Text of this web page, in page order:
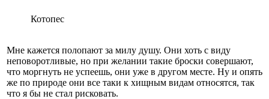
Котопес
Мне кажется полопают за милу душу. Они хоть с виду
неповоротливые, но при желании такие броски совершают,
что моргнуть не успеешь, они уже в другом месте. Ну и опять
же по природе они все таки к хищным видам относятся, так
что я бы не стал рисковать.